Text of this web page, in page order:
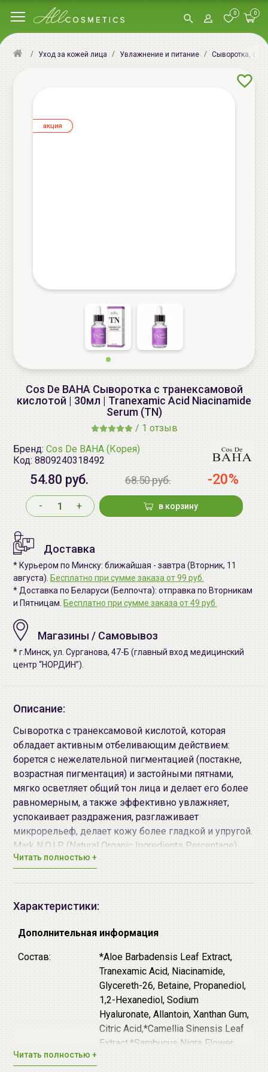
0 0
Уход за кожей лица Увлажнение и питание Сыворотка,
aкция
Cos De BAHA Сыворотка с транексамовой
кислотой | 30мл | Tranexamic Acid Niacinamide
Serum (TN)
/ 1 отзыв
Бренд: Cos De BAHA (Корея)
Код: 8809240318492
54.80 руб. 68.50 руб. -20%
- + в корзину
Доставка
* Курьером по Минску: ближайшая - завтра (Вторник, 11
августа). Бесплатно при сумме заказа от 99 руб.
* Доставка по Беларуси (Белпочта): отправка по Вторникам
и Пятницам. Бесплатно при сумме заказа от 49 руб.
Магазины / Самовывоз
* г.Минск, ул. Сурганова, 47-Б (главный вход медицинский
центр “НОРДИН”).
Описание:
Сыворотка с транексамовой кислотой, которая
обладает активным отбеливающим действием:
борется с нежелательной пигментацией (постакне,
возрастная пигментация) и застойными пятнами,
мягко осветляет общий тон лица и делает его более
равномерным, а также эффективно увлажняет,
успокаивает раздражения, разглаживает
микрорельеф, делает кожу более гладкой и упругой.
Mark N.O.I.P (Natural Organic Ingredients Percentage)
78%.
Транексамовая кислота (5%) - это аминокислота,
фермента, ускоряющего синтез меланина.
выравнивает и осветляет тон кожи, особенно
эффективна в комбинации с другими
компонентами (ниацинамидом, арбутином,
галактомицетами).
– мощный регулятор клеточного
метаболизма, ускоряет жизненно важные
процессы и обладает антиоксидантной
активностью, что весьма полезно для
Читать полностью +
Характеристики:
Дополнительная информация
Состав:
*Aloe Barbadensis Leaf Extract,
Tranexamic Acid, Niacinamide,
Glycereth-26, Betaine, Propanediol,
1,2-Hexanediol, Sodium
Hyaluronate, Allantoin, Xanthan Gum,
Citric Acid,*Camellia Sinensis Leaf
Extract,*Sambucus Nigra Flower
Читать полностью +